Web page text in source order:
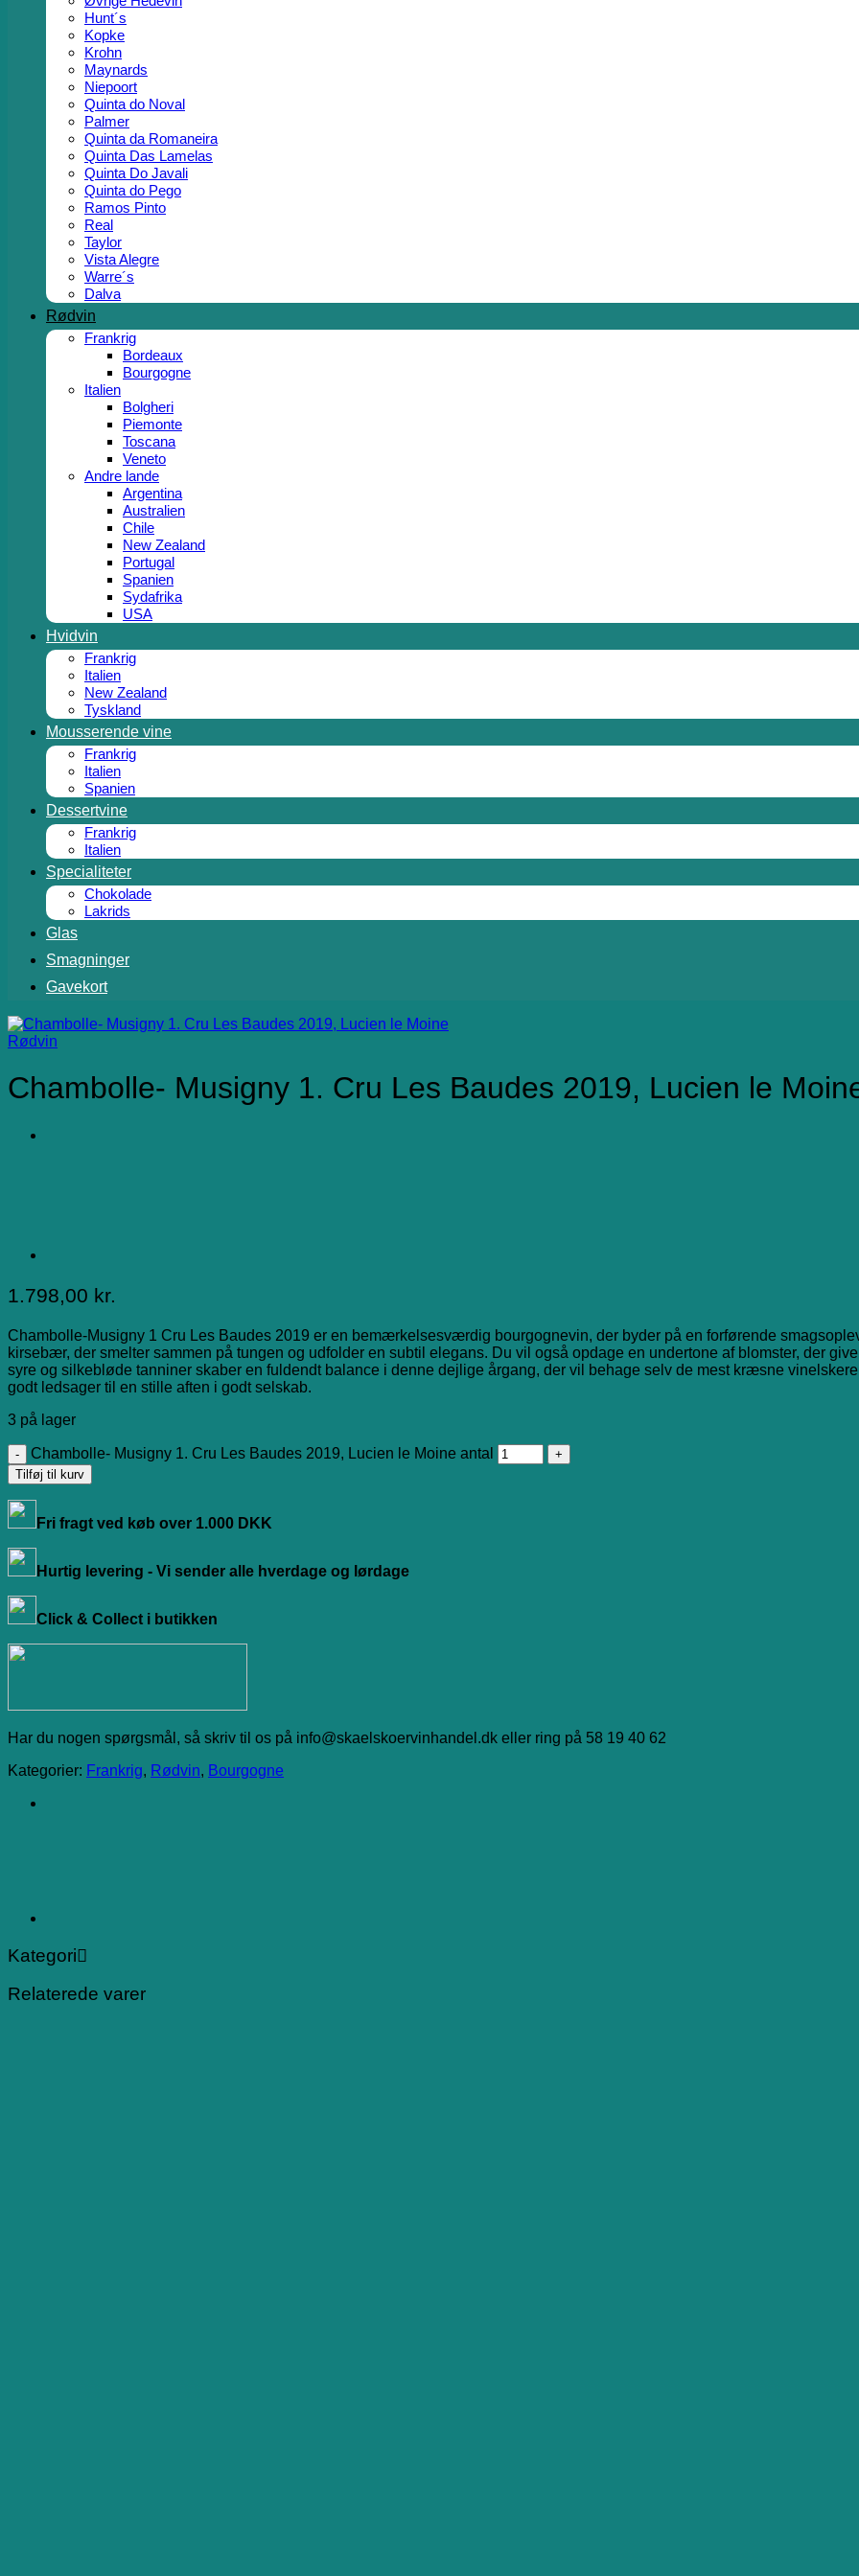
Hunt´s
Kopke
Krohn
Maynards
Niepoort
Quinta do Noval
Palmer
Quinta da Romaneira
Quinta Das Lamelas
Quinta Do Javali
Quinta do Pego
Ramos Pinto
Real
Taylor
Vista Alegre
Warre´s
Dalva
Rødvin
Frankrig
Bordeaux
Bourgogne
Italien
Bolgheri
Piemonte
Toscana
Veneto
Andre lande
Argentina
Australien
Chile
New Zealand
Portugal
Spanien
Sydafrika
USA
Hvidvin
Frankrig
Italien
New Zealand
Tyskland
Mousserende vine
Frankrig
Italien
Spanien
Dessertvine
Frankrig
Italien
Specialiteter
Chokolade
Lakrids
Glas
Smagninger
Gavekort
Rødvin
Chambolle- Musigny 1. Cru Les Baudes 2019, Lucien le
1.798,00 kr.
Chambolle-Musigny 1 Cru Les Baudes 2019 er en bemærkelsesværdig bourgognevin, der byder på en forførende
kirsebær, der smelter sammen på tungen og udfolder en subtil elegans. Du vil også opdage en undertone af blomster, der
syre og silkebløde tanniner skaber en fuldendt balance i denne dejlige årgang, der vil behage selv de mest kræsne
godt ledsager til en stille aften i godt selskab.
3 på lager
Chambolle- Musigny 1. Cru Les Baudes 2019, Lucien le Moine antal
Tilføj til kurv
Fri fragt ved køb over 1.000 DKK
Hurtig levering - Vi sender alle hverdage og lørdage
Click & Collect i butikken
Har du nogen spørgsmål, så skriv til os på info@skaelskoervinhandel.dk eller ring på 58 19 40 62
Kategorier: Frankrig, Rødvin, Bourgogne
Kategori
Relaterede varer